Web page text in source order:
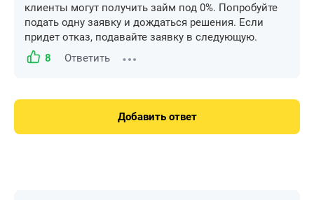
клиенты могут получить займ под 0%. Попробуйте
подать одну заявку и дождаться решения. Если
придет отказ, подавайте заявку в следующую.
8
Ответить
Добавить ответ